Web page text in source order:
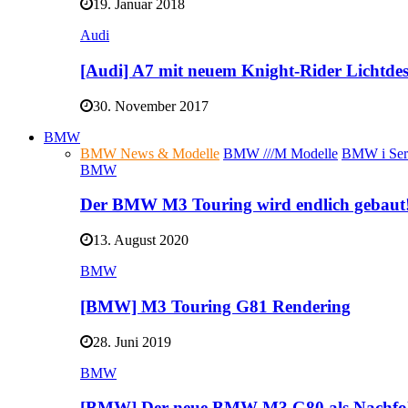
19. Januar 2018
Audi
[Audi] A7 mit neuem Knight-Rider
30. November 2017
BMW
BMW News & Modelle BMW ///M Modelle BMW i
BMW
Der BMW M3 Touring wird endlich
13. August 2020
BMW
[BMW] M3 Touring G81 Rendering
28. Juni 2019
BMW